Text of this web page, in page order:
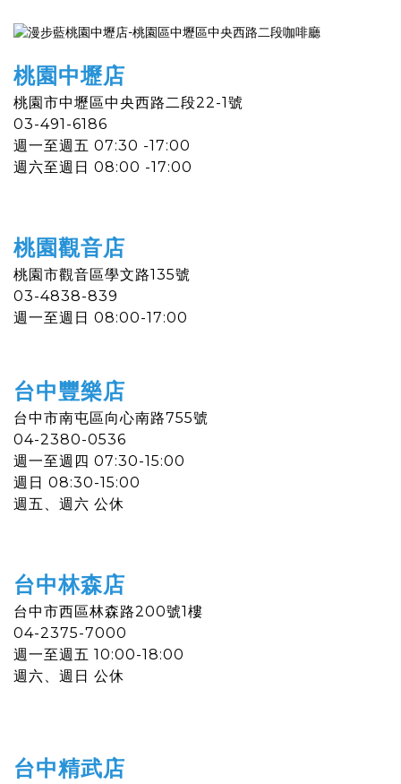
桃園中壢店
桃園市中壢區中央西路二段22-1號
03-491-6186
週一至週五 07:30 -17:00
週六至週日 08:00 -17:00
桃園觀音店
桃園市觀音區學文路135號
03-4838-839
週一至週日 08:00-17:00
台中豐樂店
台中市南屯區向心南路755號
04-2380-0536​
週一至週四 07:30-15:00
週日 08:30-15:00
週五、週六 公休
台中林森店
台中市西區林森路200號1樓
04-2375-7000​
週一至週五 10:00-18:00
週六、週日 公休
台中精武店